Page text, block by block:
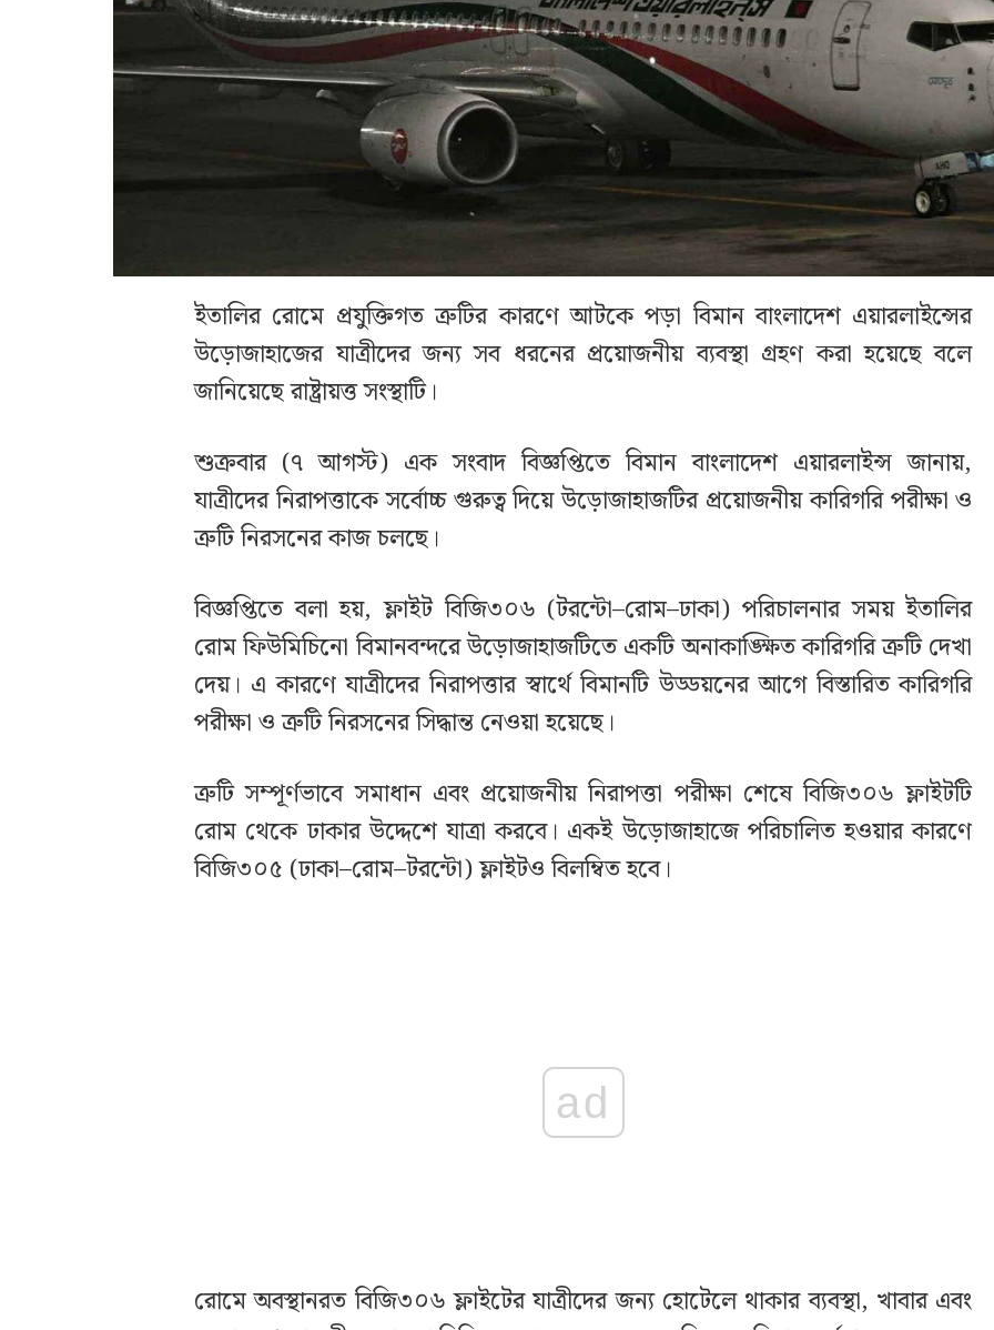
ইতালির রোমে প্রযুক্তিগত ত্রুটির কারণে আটকে পড়া বিমান বাংলাদেশ এয়ারলাইন্সের
উড়োজাহাজের যাত্রীদের জন্য সব ধরনের প্রয়োজনীয় ব্যবস্থা গ্রহণ করা হয়েছে বলে
জানিয়েছে রাষ্ট্রায়ত্ত সংস্থাটি।
শুক্রবার (৭ আগস্ট) এক সংবাদ বিজ্ঞপ্তিতে বিমান বাংলাদেশ এয়ারলাইন্স জানায়,
যাত্রীদের নিরাপত্তাকে সর্বোচ্চ গুরুত্ব দিয়ে উড়োজাহাজটির প্রয়োজনীয় কারিগরি পরীক্ষা ও
ত্রুটি নিরসনের কাজ চলছে।
বিজ্ঞপ্তিতে বলা হয়, ফ্লাইট বিজি৩০৬ (টরন্টো–রোম–ঢাকা) পরিচালনার সময় ইতালির
রোম ফিউমিচিনো বিমানবন্দরে উড়োজাহাজটিতে একটি অনাকাঙ্ক্ষিত কারিগরি ত্রুটি দেখা
দেয়। এ কারণে যাত্রীদের নিরাপত্তার স্বার্থে বিমানটি উড্ডয়নের আগে বিস্তারিত কারিগরি
পরীক্ষা ও ত্রুটি নিরসনের সিদ্ধান্ত নেওয়া হয়েছে।
ত্রুটি সম্পূর্ণভাবে সমাধান এবং প্রয়োজনীয় নিরাপত্তা পরীক্ষা শেষে বিজি৩০৬ ফ্লাইটটি
রোম থেকে ঢাকার উদ্দেশে যাত্রা করবে। একই উড়োজাহাজে পরিচালিত হওয়ার কারণে
বিজি৩০৫ (ঢাকা–রোম–টরন্টো) ফ্লাইটও বিলম্বিত হবে।
ad
রোমে অবস্থানরত বিজি৩০৬ ফ্লাইটের যাত্রীদের জন্য হোটেলে থাকার ব্যবস্থা, খাবার এবং